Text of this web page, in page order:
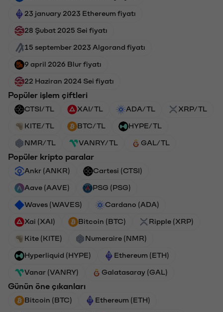
23 january 2023 Ethereum fiyatı
28 Şubat 2025 Sei fiyatı
15 september 2023 Algorand fiyatı
9 april 2026 Blur fiyatı
22 Haziran 2024 Sei fiyatı
Popüler işlem çiftleri
CTSI/TL XAI/TL ADA/TL XRP/TL
KITE/TL BTC/TL HYPE/TL
NMR/TL VANRY/TL GAL/TL
Popüler kripto paralar
Ankr (ANKR) Cartesi (CTSI)
Aave (AAVE) PSG (PSG)
Waves (WAVES) Cardano (ADA)
Xai (XAI) Bitcoin (BTC) Ripple (XRP)
Kite (KITE) Numeraire (NMR)
Hyperliquid (HYPE) Ethereum (ETH)
Vanar (VANRY) Galatasaray (GAL)
Günün öne çıkanları
Bitcoin (BTC) Ethereum (ETH)